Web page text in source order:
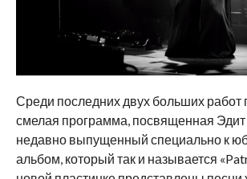
Среди последних двух больших работ
смелая программа, посвященная
недавно выпущенный специально к
альбом, который так и называется